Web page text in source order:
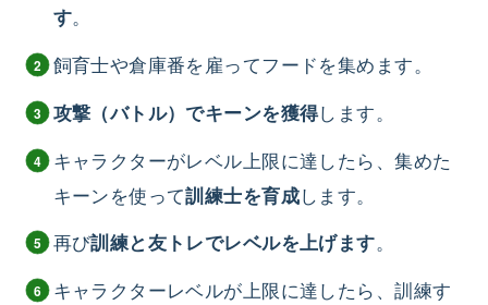
す。
飼育士や倉庫番を雇ってフードを集めます。
攻撃（バトル）でキーンを獲得します。
キャラクターがレベル上限に達したら、集めた
キーンを使って訓練士を育成します。
再び訓練と友トレでレベルを上げます。
キャラクターレベルが上限に達したら、訓練す